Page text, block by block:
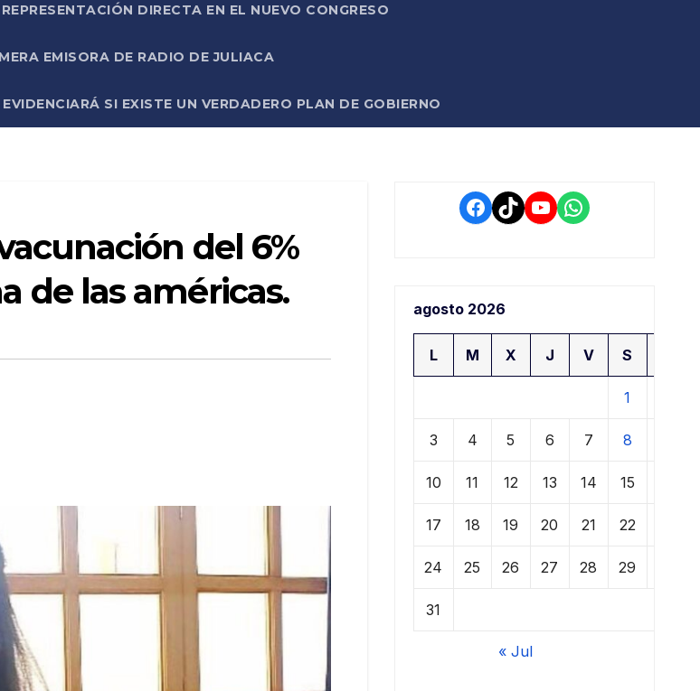
DIRECTA EN EL NUEVO CONGRESO
EMISORA DE RADIO DE JULIACA
SI EXISTE UN VERDADERO PLAN DE GOBIERNO
del 6%
de las américas.
Facebook
TikTokYouTube
WhatsApp
agosto 2026
L M X J V S
1
3 4 5 6 7 8
10 11 12 13 14 15
17 18 19 20 21 22
24 25 26 27 28 29
31
« Jul